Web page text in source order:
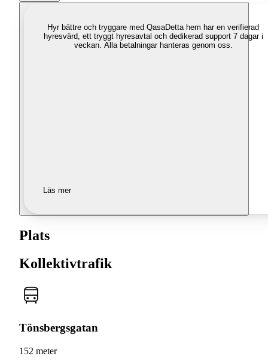
Hyr bättre och tryggare med QasaDetta hem har en verifierad
hyresvärd, ett tryggt hyresavtal och dedikerad support 7 dagar i
veckan. Alla betalningar hanteras genom oss.
Läs mer
Plats
Kollektivtrafik
Tönsbergsgatan
152 meter